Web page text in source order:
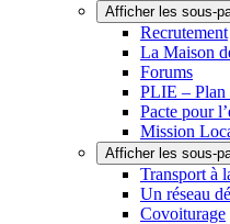
Afficher les sous-
Recrutement
La Maison
Forums
PLIE – Plan
Pacte pour
Mission
Afficher les sous-
Transport à
Un réseau
Covoiturage